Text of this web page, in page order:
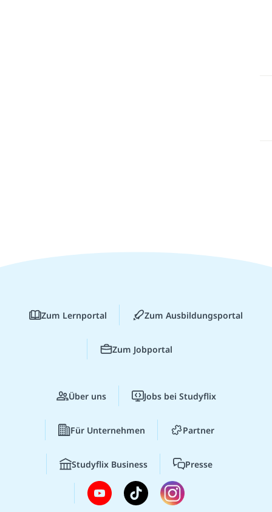
Zum Lernportal Zum Ausbildungsportal
Zum Jobportal
Über uns Jobs bei Studyflix
Für Unternehmen Partner
Studyflix Business Presse